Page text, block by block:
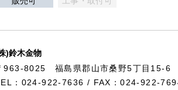
)鈴木金物
963-8025 福島県郡山市桑野5丁目15-6
：024-922-7636 / FAX：024-922-